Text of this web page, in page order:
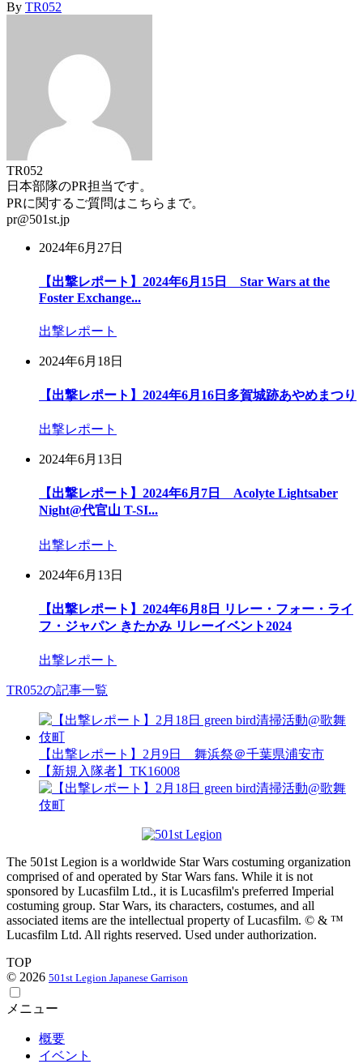
By TR052
TR052
日本部隊のPR担当です。
PRに関するご質問はこちらまで。
pr@501st.jp
2024年6月27日
【出撃レポート】2024年6月15日 Star Wars at the
Foster Exchange...
出撃レポート
2024年6月18日
【出撃レポート】2024年6月16日多賀城跡あやめまつり
出撃レポート
2024年6月13日
【出撃レポート】2024年6月7日 Acolyte Lightsaber
Night@代官山 T-SI...
出撃レポート
2024年6月13日
【出撃レポート】2024年6月8日 リレー・フォー・ライ
フ・ジャパン きたかみ リレーイベント2024
出撃レポート
TR052の記事一覧
【出撃レポート】2月9日 舞浜祭＠千葉県浦安市
【新規入隊者】TK16008
The 501st Legion is a worldwide Star Wars costuming organization
comprised of and operated by Star Wars fans. While it is not
sponsored by Lucasfilm Ltd., it is Lucasfilm's preferred Imperial
costuming group. Star Wars, its characters, costumes, and all
associated items are the intellectual property of Lucasfilm. © & ™
Lucasfilm Ltd. All rights reserved. Used under authorization.
TOP
© 2026 501st Legion Japanese Garrison
メニュー
概要
イベント